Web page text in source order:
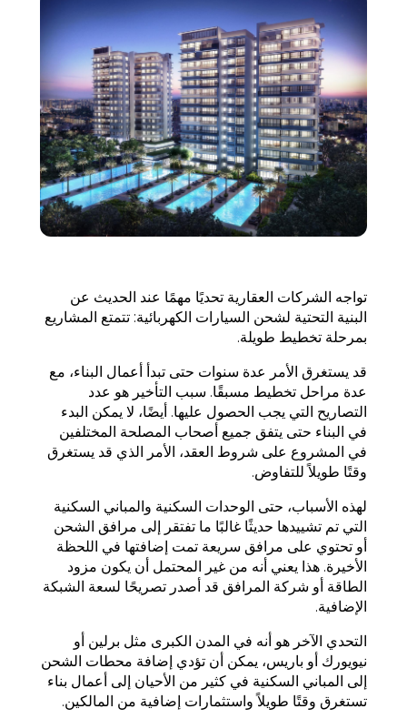
تواجه الشركات العقارية تحديًا مهمًا عند الحديث عن
البنية التحتية لشحن السيارات الكهربائية: تتمتع المشاريع
بمرحلة تخطيط طويلة.
قد يستغرق الأمر عدة سنوات حتى تبدأ أعمال البناء، مع
عدة مراحل تخطيط مسبقًا. سبب التأخير هو عدد
التصاريح التي يجب الحصول عليها. أيضًا، لا يمكن البدء
في البناء حتى يتفق جميع أصحاب المصلحة المختلفين
في المشروع على شروط العقد، الأمر الذي قد يستغرق
وقتًا طويلاً للتفاوض.
لهذه الأسباب، حتى الوحدات السكنية والمباني السكنية
التي تم تشييدها حديثًا غالبًا ما تفتقر إلى مرافق الشحن
أو تحتوي على مرافق سريعة تمت إضافتها في اللحظة
الأخيرة. هذا يعني أنه من غير المحتمل أن يكون مزود
الطاقة أو شركة المرافق قد أصدر تصريحًا لسعة الشبكة
الإضافية.
التحدي الآخر هو أنه في المدن الكبرى مثل برلين أو
نيويورك أو باريس، يمكن أن تؤدي إضافة محطات الشحن
إلى المباني السكنية في كثير من الأحيان إلى أعمال بناء
تستغرق وقتًا طويلاً واستثمارات إضافية من المالكين.